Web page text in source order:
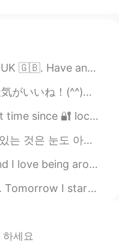
も
新しい友達が出
2020.08.11 20:27
Wednesday 🥳 We made it halfway ...
できる😎 今月、彼氏と付き合ってから2年間が経つ❤️ 忙しくて今月に何もお...
son came over to visit us with his wife...
个人不是用眼睛，也不是用智商，只是通过心。（马克·土温） One l...
, you are not judged , there is no...
as well have a BBQ to start off the...
하세요